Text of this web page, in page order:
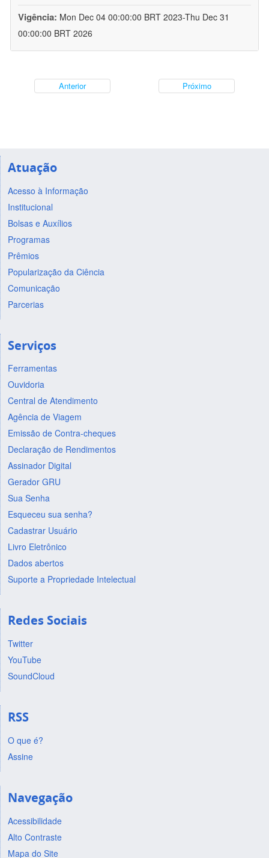
Vigência: Mon Dec 04 00:00:00 BRT 2023-Thu Dec 31
00:00:00 BRT 2026
Anterior Próximo
Atuação
Acesso à Informação
Institucional
Bolsas e Auxílios
Programas
Prêmios
Popularização da Ciência
Comunicação
Parcerias
Serviços
Ferramentas
Ouvidoria
Central de Atendimento
Agência de Viagem
Emissão de Contra-cheques
Declaração de Rendimentos
Assinador Digital
Gerador GRU
Sua Senha
Esqueceu sua senha?
Cadastrar Usuário
Livro Eletrônico
Dados abertos
Suporte a Propriedade Intelectual
Redes Sociais
Twitter
YouTube
SoundCloud
RSS
O que é?
Assine
Navegação
Acessibilidade
Alto Contraste
Mapa do Site